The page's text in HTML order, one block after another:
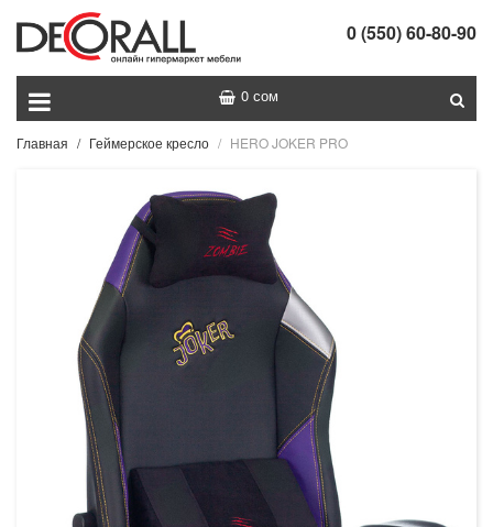
0 (550) 60-80-90
0 сом
Главная Геймерское кресло HERO JOKER PRO